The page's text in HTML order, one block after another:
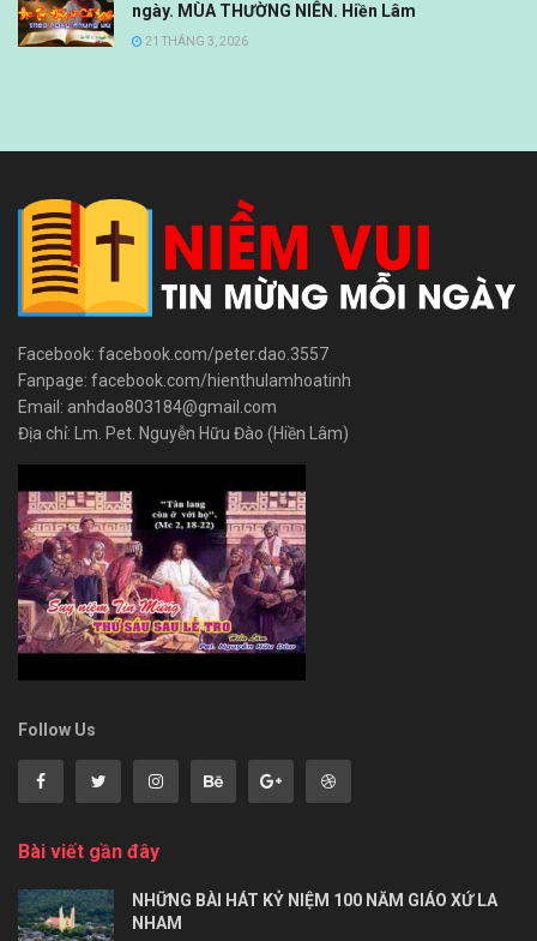
ngày. MÙA THƯỜNG NIÊN. Hiền Lâm
21 THÁNG 3, 2026
Facebook: facebook.com/peter.dao.3557
Fanpage: facebook.com/hienthulamhoatinh
Email: anhdao803184@gmail.com
Địa chỉ: Lm. Pet. Nguyễn Hữu Đào (Hiền Lâm)
Follow Us
Bài viết gần đây
NHỮNG BÀI HÁT KỶ NIỆM 100 NĂM GIÁO XỨ LA
NHAM